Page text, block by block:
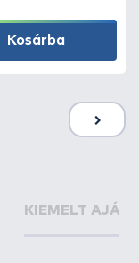
Kosárba
KIEMELT